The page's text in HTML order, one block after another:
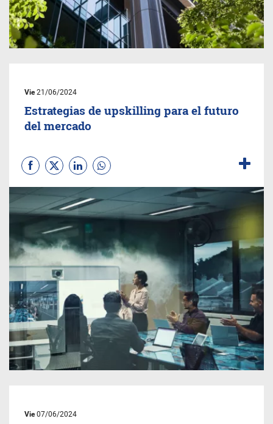
Vie21/06/2024
Estrategias de upskilling para el futuro
del mercado
Vie07/06/2024